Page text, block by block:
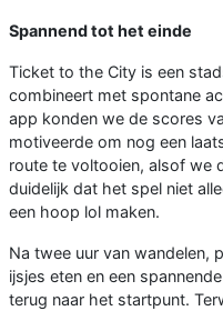
Spannend tot het einde
Ticket to the City is een
combineert met spontane
app konden we de scores
motiveerde om nog een
route te voltooien, alsof we
duidelijk dat het spel niet
een hoop lol maken.
Na twee uur van wandelen,
ijsjes eten en een
terug naar het startpunt.